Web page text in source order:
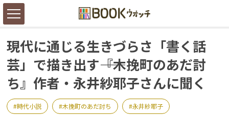
現代に通じる生きづらさ「書く話
芸」で描き出す――『木挽町のあだ討
ち』作者・永井紗耶子さんに聞く
時代小説 木挽町のあだ討ち 永井紗耶子